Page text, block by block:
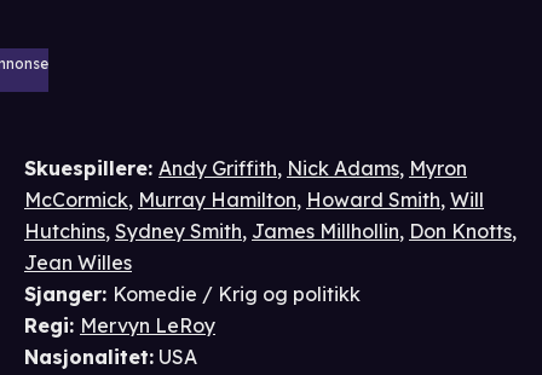
Skuespillere: Andy Griffith, Nick Adams, Myron
McCormick, Murray Hamilton, Howard Smith, Will
Hutchins, Sydney Smith, James Millhollin, Don Knotts,
Jean Willes
Sjanger: Komedie / Krig og politikk
Regi: Mervyn LeRoy
Nasjonalitet: USA